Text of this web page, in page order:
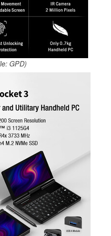
GPD)